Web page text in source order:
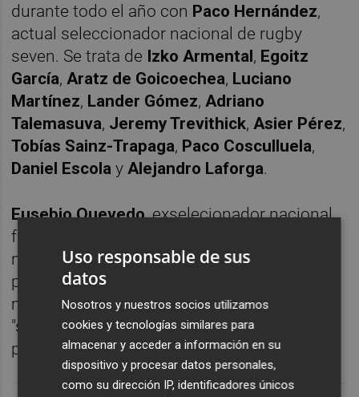
durante todo el año con Paco Hernández,
actual seleccionador nacional de rugby
seven. Se trata de Izko Armental, Egoitz
García,Aratz de Goicoechea, Luciano
Martínez, Lander Gómez,Adriano
Talemasuva, Jeremy Trevithick,Asier Pérez,
Tobías Sainz-Trapaga, Paco Cosculluela,
Daniel Escola yAlejandro Laforga.
Eusebio Quevedo, exselecionador nacional
femenino, y
nacional sub-18, entrenan al equipo. El
primero calificaba como "una experiencia
maravillosa" la oportunidad y se mostraba
"seguro de que van a dejar muy alto en
pabellón".
Uso responsable de sus
datos
Nosotros y nuestros socios utilizamos
cookies y tecnologías similares para
almacenar y acceder a información en su
dispositivo y procesar datos personales,
como su dirección IP, identificadores únicos